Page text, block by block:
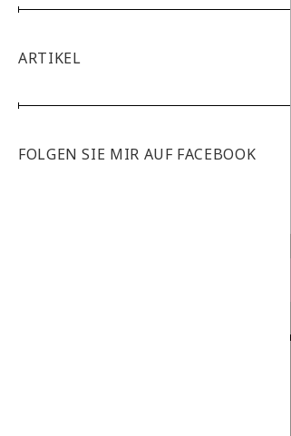
ARTIKEL
FOLGEN SIE MIR AUF FACEBOOK